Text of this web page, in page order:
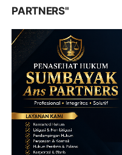
PARTNERS"